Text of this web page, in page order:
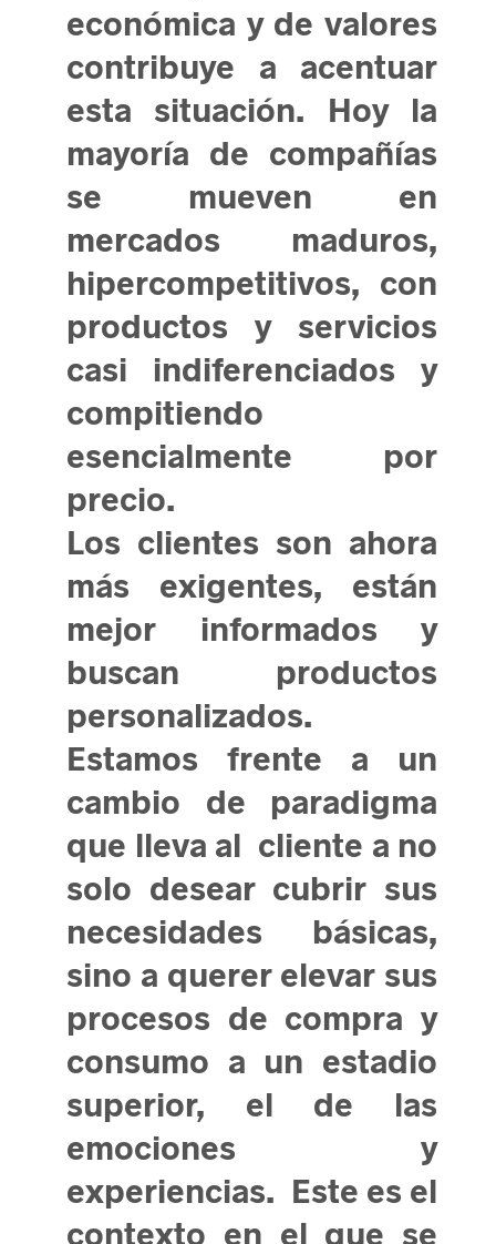
económica y de valores
contribuye a acentuar
esta situación. Hoy la
mayoría de compañías
se mueven en
mercados maduros,
hipercompetitivos, con
productos y servicios
casi indiferenciados y
compitiendo
esencialmente por
precio.
Los clientes son ahora
más exigentes, están
mejor informados y
buscan productos
personalizados.
Estamos frente a un
cambio de paradigma
que lleva al cliente a no
solo desear cubrir sus
necesidades básicas,
sino a querer elevar sus
procesos de compra y
consumo a un estadio
superior, el de las
emociones y
experiencias. Este es el
contexto en el que se